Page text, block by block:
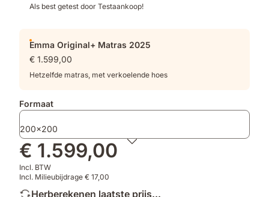
Als best getest door Testaankoop!
Emma Original+ Matras 2025
€ 1.599,00
Hetzelfde matras, met verkoelende hoes
Formaat
200x200
€ 1.599,00
Incl. BTW
Incl. Milieubijdrage € 17,00
Herberekenen laatste prijs...